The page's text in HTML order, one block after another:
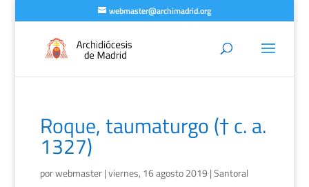
webmaster@archimadrid.org
Roque, taumaturgo († c. a.
1327)
porwebmaster|viernes, 16 agosto 2019 |Santoral